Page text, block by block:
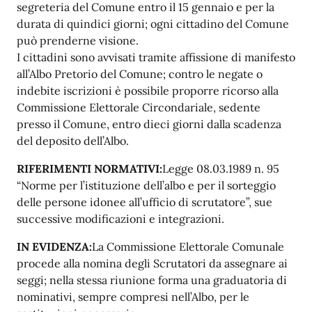
segreteria del Comune entro il 15 gennaio e per la
durata di quindici giorni; ogni cittadino del Comune
può prenderne visione.
I cittadini sono avvisati tramite affissione di manifesto
all’Albo Pretorio del Comune; contro le negate o
indebite iscrizioni è possibile proporre ricorso alla
Commissione Elettorale Circondariale, sedente
presso il Comune, entro dieci giorni dalla scadenza
del deposito dell’Albo.
RIFERIMENTI NORMATIVI:Legge 08.03.1989 n. 95
“Norme per l’istituzione dell’albo e per il sorteggio
delle persone idonee all’ufficio di scrutatore”, sue
successive modificazioni e integrazioni.
IN EVIDENZA:La Commissione Elettorale Comunale
procede alla nomina degli Scrutatori da assegnare ai
seggi; nella stessa riunione forma una graduatoria di
nominativi, sempre compresi nell’Albo, per le